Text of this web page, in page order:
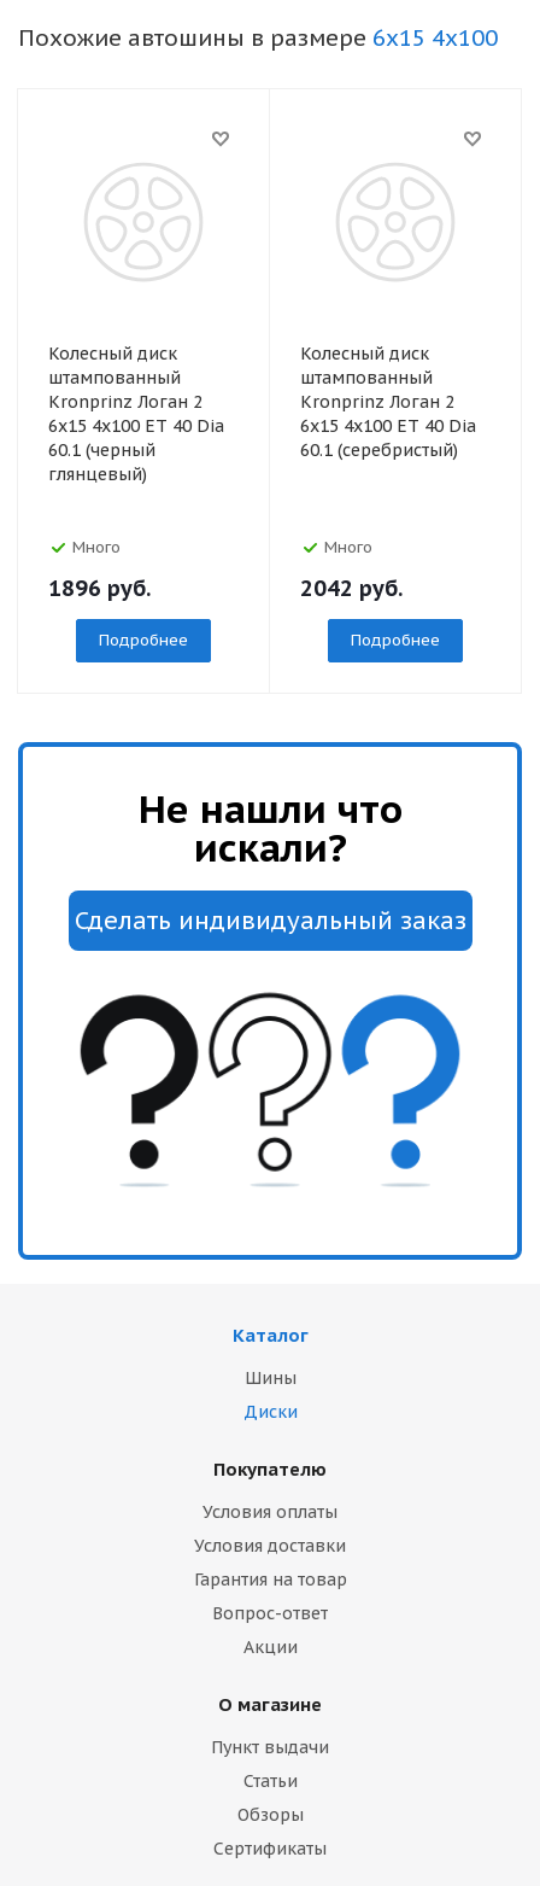
Похожие автошины в размере 6x15 4x100
Колесный диск
штампованный
Kronprinz Логан 2
6x15 4x100 ET 40 Dia
60.1 (черный
глянцевый)
Много
1896 руб.
Подробнее
Колесный диск
штампованный
Kronprinz Логан 2
6x15 4x100 ET 40 Dia
60.1 (серебристый)
Много
2042 руб.
Подробнее
Не нашли что
искали?
Каталог
Шины
Диски
Покупателю
Условия оплаты
Условия доставки
Гарантия на товар
Вопрос-ответ
Акции
О магазине
Пункт выдачи
Статьи
Обзоры
Сертификаты